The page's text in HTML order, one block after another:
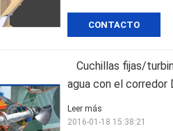
CONTACTO
Cuchillas fijas/
agua con el corredor
Leer más
2016-01-18 15:38:21